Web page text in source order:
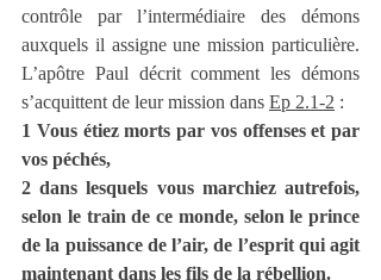
contrôle par l’intermédiaire des démons
auxquels il assigne une mission particulière.
L’apôtre Paul décrit comment les démons
s’acquittent de leur mission dans Ep 2.1-2 :
1 Vous étiez morts par vos offenses et par
vos péchés,
2 dans lesquels vous marchiez autrefois,
selon le train de ce monde, selon le prince
de la puissance de l’air, de l’esprit qui agit
maintenant dans les fils de la rébellion.